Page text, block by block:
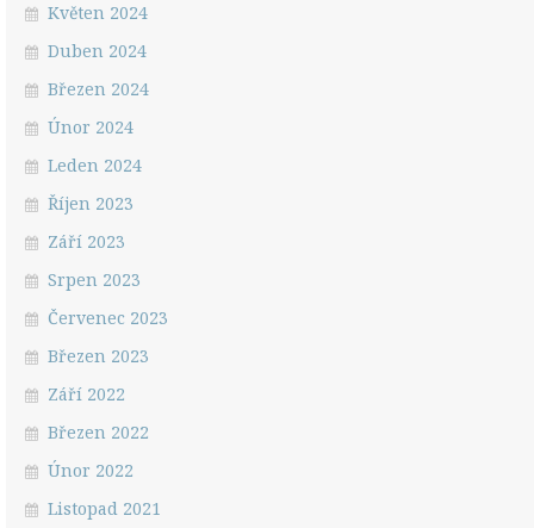
Květen 2024
Duben 2024
Březen 2024
Únor 2024
Leden 2024
Říjen 2023
Září 2023
Srpen 2023
Červenec 2023
Březen 2023
Září 2022
Březen 2022
Únor 2022
Listopad 2021